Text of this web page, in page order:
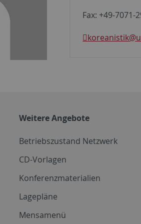
Fax: +49-7071-
koreanistik
Weitere Angebote
Betriebszustand Netzwerk
CD-Vorlagen
Konferenzmaterialien
Lagepläne
Mensamenü